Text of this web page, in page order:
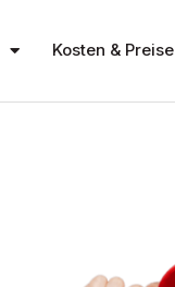
Kosten & Preise